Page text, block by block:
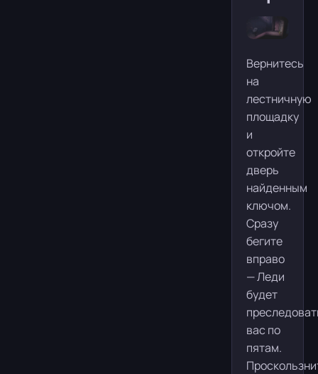
Вернитесь
на
лестничную
площадку
и
откройте
дверь
найденным
ключом.
Сразу
бегите
вправо
— Леди
будет
вас по
пятам.